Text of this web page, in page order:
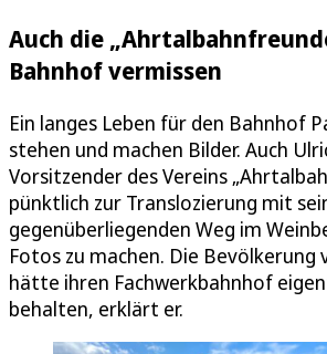
Auch die
Bahnhof vermissen
Ein langes Leben für den Bahnhof
stehen und machen Bilder. Auch
Vorsitzender des Vereins
pünktlich zur Translozierung mit
gegenüberliegenden Weg im
Fotos zu machen. Die Bevölkerung
hätte ihren Fachwerkbahnhof
behalten, erklärt er.